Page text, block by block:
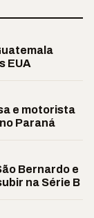
EUA
e motorista
Paraná
Bernardo e
na Série B